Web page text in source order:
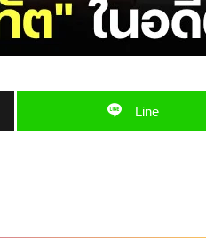
Line